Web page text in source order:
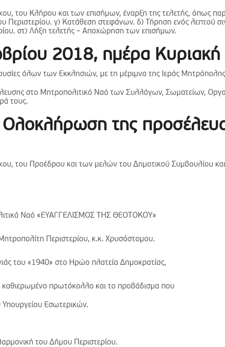
του Κλήρου και των επισήμων, έναρξη της τελετής, όπως
Περιστερίου. γ) Κατάθεση στεφάνων. δ) Τήρηση ενός λεπτού
στ) Λήξη τελετής – Αποχώρηση των επισήμων.
2018, ημέρα Κυριακή
όλων των Εκκλησιών, με τη μέριμνα της Ιεράς Μητρόπολης
στο Μητροπολιτικό Ναό των Συλλόγων, Σωματείων,
τους.
της
του Προέδρου και των μελών του Δημοτικού Συμβουλίου
Ναό «ΕΥΑΓΓΕΛΙΣΜΟΣ ΤΗΣ ΘΕΟΤΟΚΟΥ»
Περιστερίου, κ.κ. Χρυσόστομου.
του «1940» στο Ηρώο πλατεία Δημοκρατίας,
πρωτόκολλο και το προβάδισμα που
Υπουργείου Εσωτερικών.
του Δήμου Περιστερίου.